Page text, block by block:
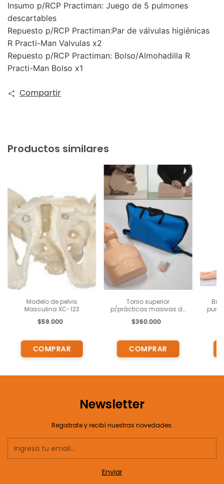
Insumo p/RCP Practiman: Juego de 5 pulmones
descartables
Repuesto p/RCP Practiman:Par de válvulas higiénicas
R Practi-Man Valvulas x2
Repuesto p/RCP Practiman: Bolso/Almohadilla R
Practi-Man Bolso x1
Compartir
Productos similares
Modelo de pelvis
Masculina XC-123
$59.000
Torso superior
p/prácticas masivas de
niños PRACTI-MAN B1
$360.000
Newsletter
Registrate y recibí nuestras novedades.